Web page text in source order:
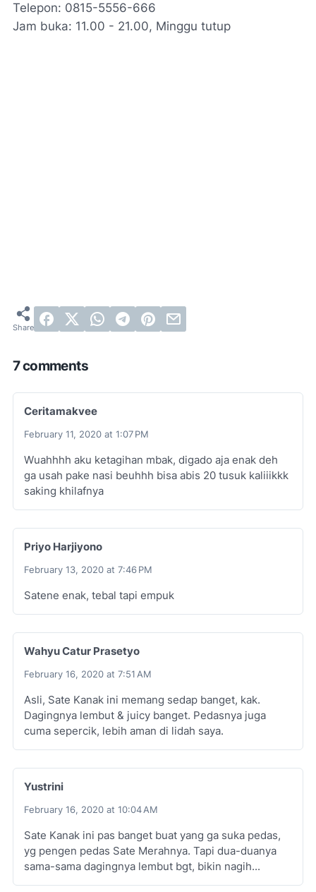
Telepon: 0815-5556-666
Jam buka: 11.00 - 21.00, Minggu tutup
7 comments
Ceritamakvee
February 11, 2020 at 1:07 PM
Wuahhhh aku ketagihan mbak, digado aja enak deh
ga usah pake nasi beuhhh bisa abis 20 tusuk kaliiikkk
saking khilafnya
Priyo Harjiyono
February 13, 2020 at 7:46 PM
Satene enak, tebal tapi empuk
Wahyu Catur Prasetyo
February 16, 2020 at 7:51 AM
Asli, Sate Kanak ini memang sedap banget, kak.
Dagingnya lembut & juicy banget. Pedasnya juga
cuma sepercik, lebih aman di lidah saya.
Yustrini
February 16, 2020 at 10:04 AM
Sate Kanak ini pas banget buat yang ga suka pedas,
yg pengen pedas Sate Merahnya. Tapi dua-duanya
sama-sama dagingnya lembut bgt, bikin nagih...